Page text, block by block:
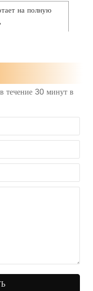
на полную
течение 30 минут в